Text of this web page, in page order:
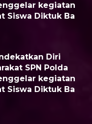
kegiatan
Siswa Diktuk Ba
Diri
SPN Polda
kegiatan
Siswa Diktuk Ba